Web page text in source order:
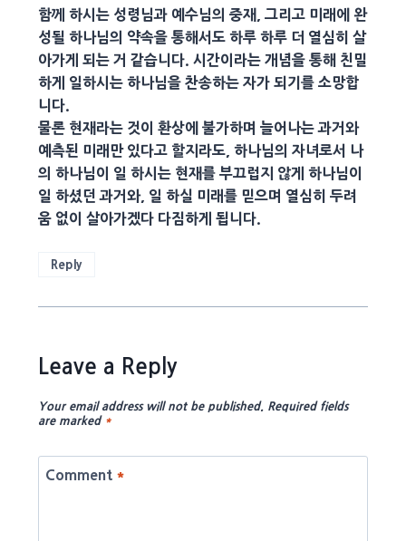
함께 하시는 성령님과 예수님의 중재, 그리고 미래에 완
성될 하나님의 약속을 통해서도 하루 하루 더 열심히 살
아가게 되는 거 같습니다. 시간이라는 개념을 통해 친밀
하게 일하시는 하나님을 찬송하는 자가 되기를 소망합
니다.
물론 현재라는 것이 환상에 불가하며 늘어나는 과거와
예측된 미래만 있다고 할지라도, 하나님의 자녀로서 나
의 하나님이 일 하시는 현재를 부끄럽지 않게 하나님이
일 하셨던 과거와, 일 하실 미래를 믿으며 열심히 두려
움 없이 살아가겠다 다짐하게 됩니다.
Reply
Leave a Reply
Your email address will not be published. Required fields
are marked *
Comment *